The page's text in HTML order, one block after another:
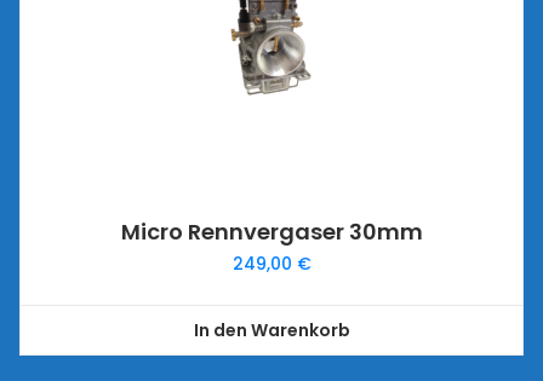
Micro Rennvergaser 30mm
249,00 €
In den Warenkorb